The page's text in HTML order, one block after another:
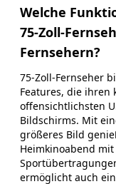
Welche
75-Zoll-
Fernsehern?
75-Zoll-Fernseher
Features, die ihren
offensichtlichsten
Bildschirms. Mit
größeres Bild
Heimkinoabend
ermöglicht auch